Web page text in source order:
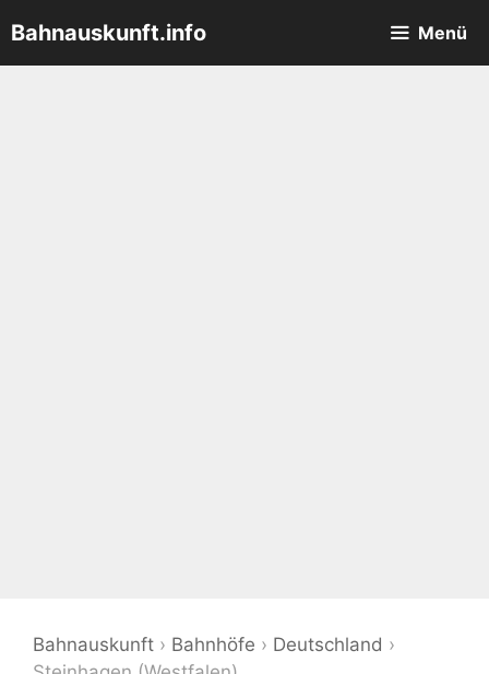
Inhalt
springen
Bahnauskunft.info Menü
Bahnauskunft › Bahnhöfe › Deutschland ›